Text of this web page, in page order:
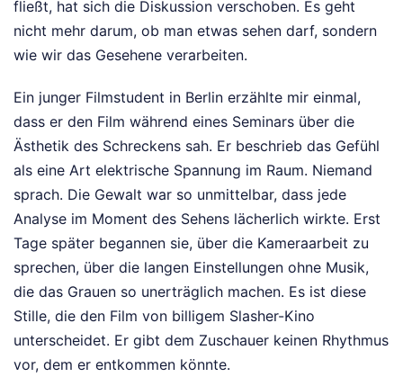
fließt, hat sich die Diskussion verschoben. Es geht
nicht mehr darum, ob man etwas sehen darf, sondern
wie wir das Gesehene verarbeiten.
Ein junger Filmstudent in Berlin erzählte mir einmal,
dass er den Film während eines Seminars über die
Ästhetik des Schreckens sah. Er beschrieb das Gefühl
als eine Art elektrische Spannung im Raum. Niemand
sprach. Die Gewalt war so unmittelbar, dass jede
Analyse im Moment des Sehens lächerlich wirkte. Erst
Tage später begannen sie, über die Kameraarbeit zu
sprechen, über die langen Einstellungen ohne Musik,
die das Grauen so unerträglich machen. Es ist diese
Stille, die den Film von billigem Slasher-Kino
unterscheidet. Er gibt dem Zuschauer keinen Rhythmus
vor, dem er entkommen könnte.